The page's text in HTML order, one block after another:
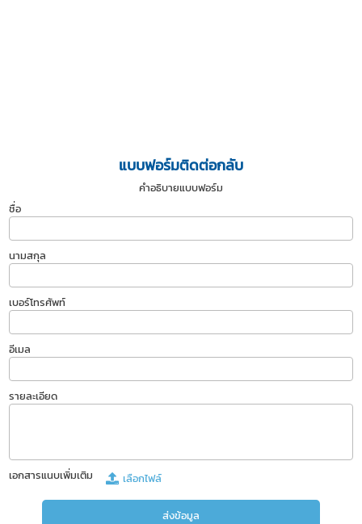
แบบฟอร์มติดต่อกลับ
คำอธิบายแบบฟอร์ม
ชื่อ
นามสกุล
เบอร์โทรศัพท์
อีเมล
รายละเอียด
เอกสารแนบเพิ่มเติม เลือกไฟล์